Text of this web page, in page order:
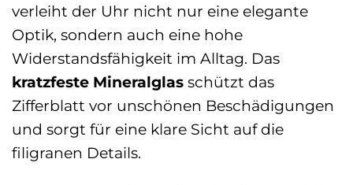
verleiht der Uhr nicht nur eine elegante
Optik, sondern auch eine hohe
Widerstandsfähigkeit im Alltag. Das
kratzfeste Mineralglas schützt das
Zifferblatt vor unschönen Beschädigungen
und sorgt für eine klare Sicht auf die
filigranen Details.